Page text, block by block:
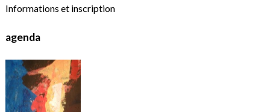
Informations et inscription
agenda